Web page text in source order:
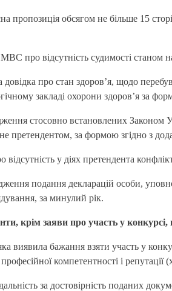
пропозиція обсягом не більше 15
МВС про відсутність судимості станом
довідка про стан здоров’я, щодо
закладі охорони здоров’я за
стосовно встановлених Законом
претендентом, за формою згідно з
відсутність у діях претендента
подання декларацій особи,
за минулий рік.
крім заяви про участь у
виявила бажання взяти участь у
компетентності і репутації
за достовірність поданих